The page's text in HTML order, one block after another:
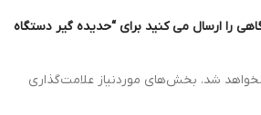
را ارسال می کنید برای “حدیده گیر دستگاه
شد. بخش‌های موردنیاز علامت‌گذاری